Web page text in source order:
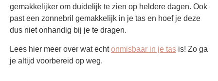
gemakkelijker om duidelijk te zien op heldere dagen. Ook
past een zonnebril gemakkelijk in je tas en hoef je deze
dus niet onhandig bij je te dragen.
Lees hier meer over wat echtonmisbaar in je tas is! Zo ga
je altijd voorbereid op weg.